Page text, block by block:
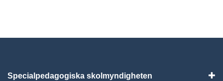
Specialpedagogiska skolmyndigheten